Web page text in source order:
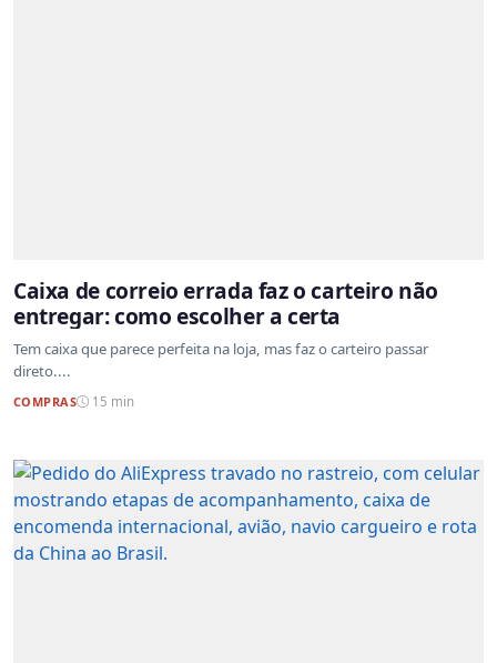
Caixa de correio errada faz o carteiro não
entregar: como escolher a certa
Tem caixa que parece perfeita na loja, mas faz o carteiro passar
direto....
COMPRAS 15 min